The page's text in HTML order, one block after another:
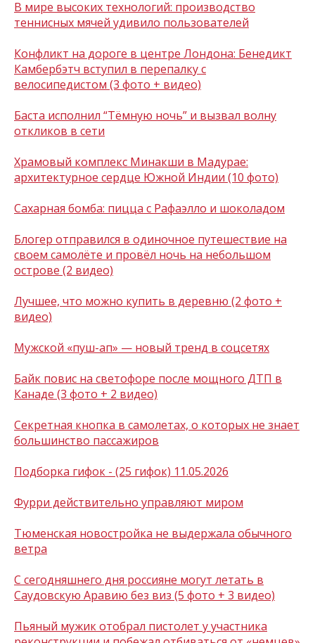
В мире высоких технологий: производство
теннисных мячей удивило пользователей
Конфликт на дороге в центре Лондона: Бенедикт
Камбербэтч вступил в перепалку с
велосипедистом (3 фото + видео)
Баста исполнил “Тёмную ночь” и вызвал волну
откликов в сети
Храмовый комплекс Минакши в Мадурае:
архитектурное сердце Южной Индии (10 фото)
Сахарная бомба: пицца с Рафаэлло и шоколадом
Блогер отправился в одиночное путешествие на
своем самолёте и провёл ночь на небольшом
острове (2 видео)
Лучшее, что можно купить в деревню (2 фото +
видео)
Мужской «пуш-ап» — новый тренд в соцсетях
Байк повис на светофоре после мощного ДТП в
Канаде (3 фото + 2 видео)
Секретная кнопка в самолетах, о которых не знает
большинство пассажиров
Подборка гифок - (25 гифок) 11.05.2026
Фурри действительно управляют миром
Тюменская новостройка не выдержала обычного
ветра
С сегодняшнего дня россияне могут летать в
Саудовскую Аравию без виз (5 фото + 3 видео)
Пьяный мужик отобрал пистолет у участника